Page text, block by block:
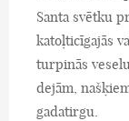
Santa svētku
katoļticīgajās
turpinās
dejām,
gadatirgu.